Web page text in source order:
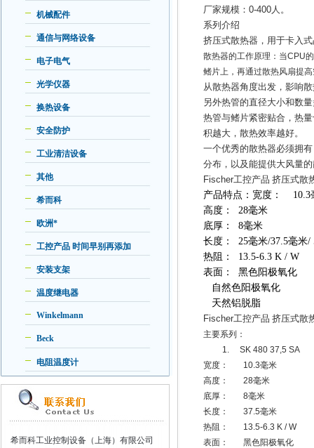
机械配件
通信与网络设备
电子电气
光学仪器
换热设备
安全防护
工业清洁设备
其他
希而科
欧洲*
工控产品 时间早别再添加
安装支架
温度继电器
Winkelmann
Beck
电阻温度计
希而科工业控制设备（上海）有限公司
厂家规模：0-400人。
系列介绍
挤压式散热器，用于卡入
散热器的工作原理：当CPU
鳍片上，再通过散热风扇提
从散热器角度出发，影响
另外热管的直径大小和数
热管与鳍片紧密贴合，热
积越大，散热效率越好。
一个优秀的散热器必须拥
分布，以及能提供大风量
Fischer工控产品 挤压式散
产品特点：宽度： 10.3
高度： 28毫米
底厚： 8毫米
长度： 25毫米/37.5毫米/
热阻： 13.5-6.3 K / W
表面： 黑色阳极氧化
自然色阳极氧化
天然铝脱脂
Fischer工控产品 挤压式散
主要系列：
1.
SK 480 37,5 SA
宽度：
10.3毫米
高度：
28毫米
底厚：
8毫米
长度：
37.5毫米
热阻：
13.5-6.3 K / W
表面：
黑色阳极氧化